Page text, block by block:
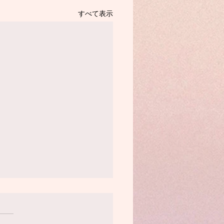
すべて表示
ージくださった皆さま、あ